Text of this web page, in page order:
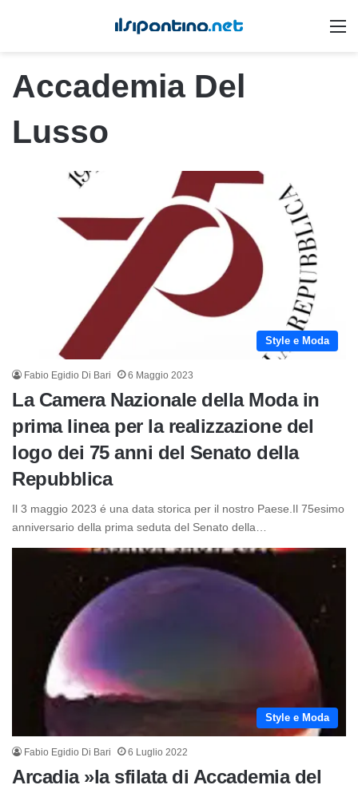
Accademia Del
Lusso
Style e Moda
Fabio Egidio Di Bari 6 Maggio 2023
La Camera Nazionale della Moda in
prima linea per la realizzazione del
logo dei 75 anni del Senato della
Repubblica
Il 3 maggio 2023 é una data storica per il nostro Paese.Il 75esimo
anniversario della prima seduta del Senato della…
Style e Moda
Fabio Egidio Di Bari 6 Luglio 2022
Arcadia »la sfilata di Accademia del